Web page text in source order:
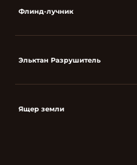
Флинд-лучник
Эльктан Разрушитель
Ящер земли